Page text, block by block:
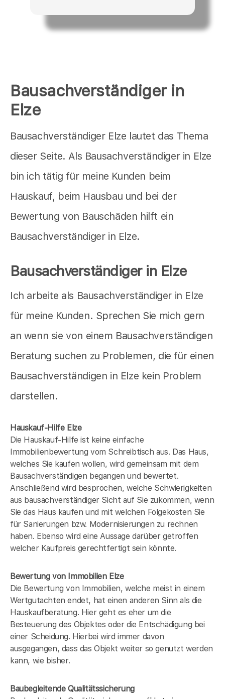
Bausachverständiger in
Elze
Bausachverständiger Elze lautet das Thema
dieser Seite. Als Bausachverständiger in Elze
bin ich tätig für meine Kunden beim
Hauskauf, beim Hausbau und bei der
Bewertung von Bauschäden hilft ein
Bausachverständiger in Elze.
Bausachverständiger in Elze
Ich arbeite als Bausachverständiger in Elze
für meine Kunden. Sprechen Sie mich gern
an wenn sie von einem Bausachverständigen
Beratung suchen zu Problemen, die für einen
Bausachverständigen in Elze kein Problem
darstellen.
Hauskauf-Hilfe Elze
Die Hauskauf-Hilfe ist keine einfache
Immobilienbewertung vom Schreibtisch aus. Das Haus,
welches Sie kaufen wollen, wird gemeinsam mit dem
Bausachverständigen begangen und bewertet.
Anschließend wird besprochen, welche Schwierigkeiten
aus bausachverständiger Sicht auf Sie zukommen, wenn
Sie das Haus kaufen und mit welchen Folgekosten Sie
für Sanierungen bzw. Modernisierungen zu rechnen
haben. Ebenso wird eine Aussage darüber getroffen
welcher Kaufpreis gerechtfertigt sein könnte.
Bewertung von Immobilien Elze
Die Bewertung von Immobilien, welche meist in einem
Wertgutachten endet, hat einen anderen Sinn als die
Hauskaufberatung. Hier geht es eher um die
Besteuerung des Objektes oder die Entschädigung bei
einer Scheidung. Hierbei wird immer davon
ausgegangen, dass das Objekt weiter so genutzt werden
kann, wie bisher.
Baubegleitende Qualitätssicherung